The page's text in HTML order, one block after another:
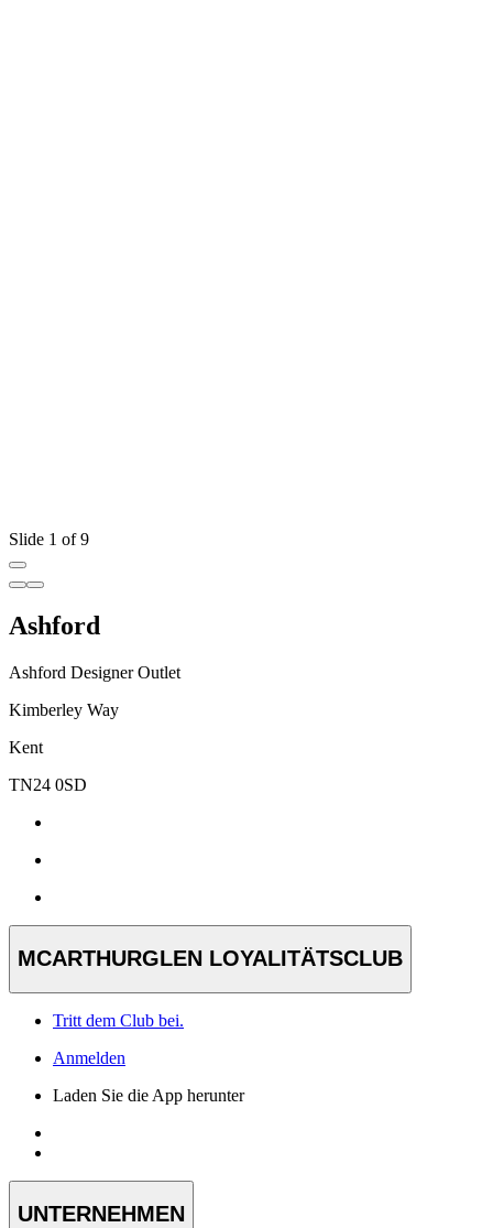
Slide 1 of 9
Ashford
Ashford Designer Outlet
Kimberley Way
Kent
TN24 0SD
MCARTHURGLEN LOYALITÄTSCLUB
Tritt dem Club bei.
Anmelden
Laden Sie die App herunter
UNTERNEHMEN